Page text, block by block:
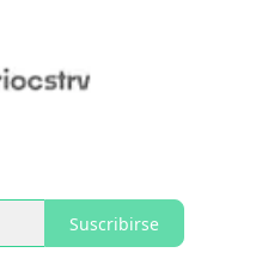
Suscribirse